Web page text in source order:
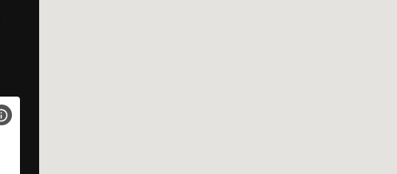
VER ESPECIFICACIONES DE LA MOTO